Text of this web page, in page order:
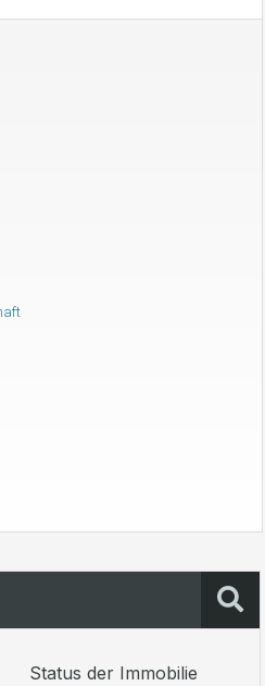
Status der Immobilie